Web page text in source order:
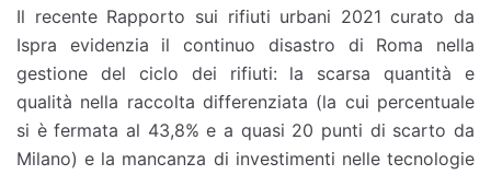
Il recente Rapporto sui rifiuti urbani 2021 curato da
Ispra evidenzia il continuo disastro di Roma nella
gestione del ciclo dei rifiuti: la scarsa quantità e
qualità nella raccolta differenziata (la cui percentuale
si è fermata al 43,8% e a quasi 20 punti di scarto da
Milano) e la mancanza di investimenti nelle tecnologie